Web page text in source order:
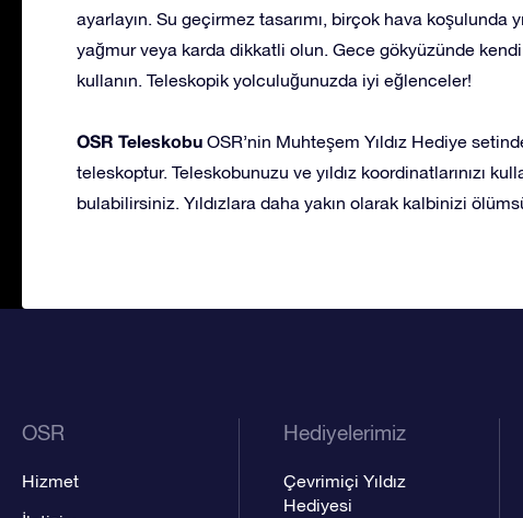
ayarlayın. Su geçirmez tasarımı, birçok hava koşulunda
yağmur veya karda dikkatli olun. Gece gökyüzünde kendi
kullanın. Teleskopik yolculuğunuzda iyi eğlenceler!
OSR Teleskobu OSR’nin Muhteşem Yıldız Hediye
teleskoptur. Teleskobunuzu ve yıldız koordinatlarınızı
bulabilirsiniz. Yıldızlara daha yakın olarak kalbinizi
OSR
Hizmet
Hediyelerimiz
Çevrimiçi Yıldız
Hediyesi